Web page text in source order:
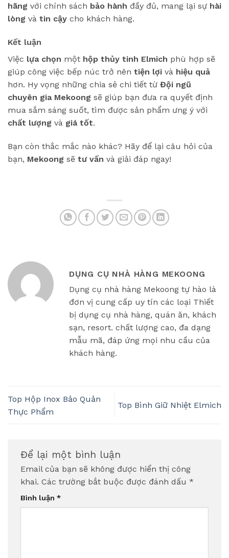
hãng với chính sách bảo hành đầy đủ, mang lại sự hài
lòng và tin cậy cho khách hàng.
Kết luận
Việc lựa chọn một hộp thủy tinh Elmich phù hợp sẽ
giúp công việc bếp núc trở nên tiện lợi và hiệu quả
hơn. Hy vọng những chia sẻ chi tiết từ Đội ngũ
chuyên gia Mekoong sẽ giúp bạn đưa ra quyết định
mua sắm sáng suốt, tìm được sản phẩm ưng ý với
chất lượng và giá tốt.
Bạn còn thắc mắc nào khác? Hãy để lại câu hỏi của
bạn, Mekoong sẽ tư vấn và giải đáp ngay!
DỤNG CỤ NHÀ HÀNG MEKOONG
Dụng cụ nhà hàng Mekoong tự hào là
đơn vị cung cấp uy tín các loại Thiết
bị dụng cụ nhà hàng, quán ăn, khách
sạn, resort. chất lượng cao, đa dạng
mẫu mã, đáp ứng mọi nhu cầu của
khách hàng.
Top Hộp Inox Bảo Quản
Thực Phẩm
Top Bình Giữ Nhiệt Elmich
Để lại một bình luận
Email của bạn sẽ không được hiển thị công
khai. Các trường bắt buộc được đánh dấu *
Bình luận *